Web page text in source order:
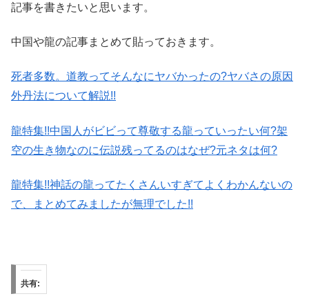
記事を書きたいと思います。
中国や龍の記事まとめて貼っておきます。
死者多数。道教ってそんなにヤバかったの?ヤバさの原因
外丹法について解説!!
龍特集!!中国人がビビって尊敬する龍っていったい何?架
空の生き物なのに伝説残ってるのはなぜ?元ネタは何?
龍特集!!神話の龍ってたくさんいすぎてよくわかんないの
で、まとめてみましたが無理でした!!
共有: